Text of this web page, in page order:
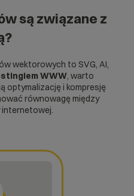
są związane z
wektorowych to SVG, AI,
WWW, warto
optymalizację i kompresję
równowagę między